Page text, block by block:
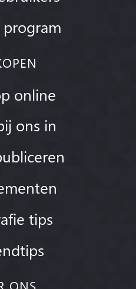
program
online
ons in
tips
ONS